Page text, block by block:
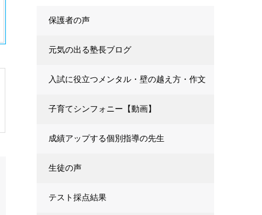
保護者の声
元気の出る塾長ブログ
入試に役立つメンタル・壁の越え方・作文
に強くなる
子育てシンフォニー【動画】
成績アップする個別指導の先生
生徒の声
テスト採点結果